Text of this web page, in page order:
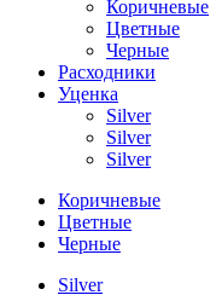
Коричневые
Цветные
Черные
Расходники
Уценка
Silver
Silver
Silver
Коричневые
Цветные
Черные
Silver